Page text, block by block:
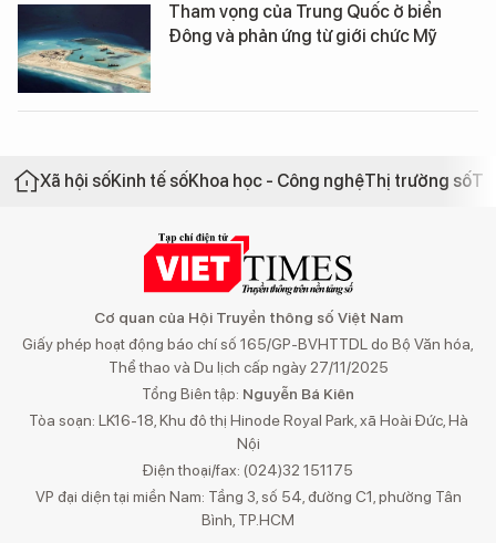
Tham vọng của Trung Quốc ở biển
Đông và phản ứng từ giới chức Mỹ
Xã hội sốKinh tế sốKhoa học - Công nghệThị trường số
Cơ quan của Hội Truyền thông số Việt Nam
Giấy phép hoạt động báo chí số 165/GP-BVHTTDL do Bộ Văn hóa,
Thể thao và Du lịch cấp ngày 27/11/2025
Tổng Biên tập: Nguyễn Bá Kiên
Tòa soạn: LK16-18, Khu đô thị Hinode Royal Park, xã Hoài Đức, Hà
Nội
Điện thoại/fax: (024)32 151175
VP đại diện tại miền Nam: Tầng 3, số 54, đường C1, phường Tân
Bình, TP.HCM